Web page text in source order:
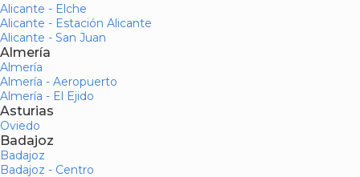
Alicante - Elche
Alicante - Estación Alicante
Alicante - San Juan
Almería
Almería
Almería - Aeropuerto
Almería - El Ejido
Asturias
Oviedo
Badajoz
Badajoz
Badajoz - Centro